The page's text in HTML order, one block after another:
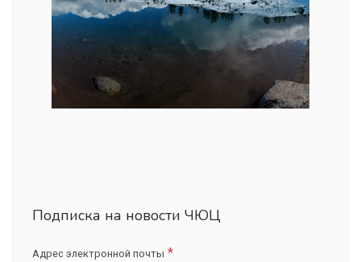
Подписка на новости ЧЮЦ
Адрес электронной почты